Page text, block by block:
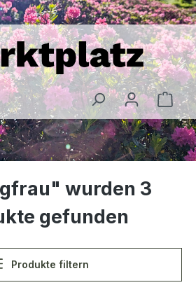
wurden 3
gefunden
Produkte filtern